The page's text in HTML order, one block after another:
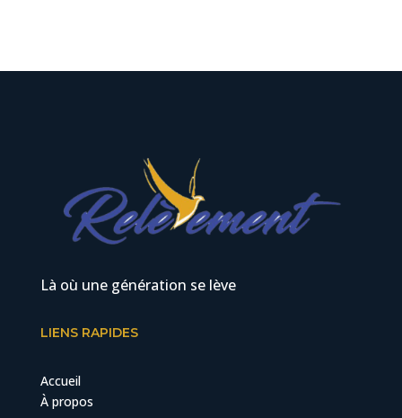
Là où une génération se lève
LIENS RAPIDES
Accueil
À propos